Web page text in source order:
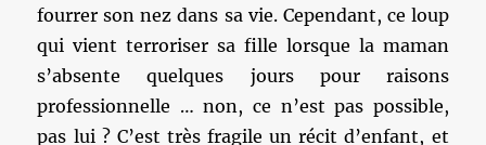
fourrer son nez dans sa vie. Cependant, ce loup
qui vient terroriser sa fille lorsque la maman
s’absente quelques jours pour raisons
professionnelle … non, ce n’est pas possible,
pas lui ? C’est très fragile un récit d’enfant, et